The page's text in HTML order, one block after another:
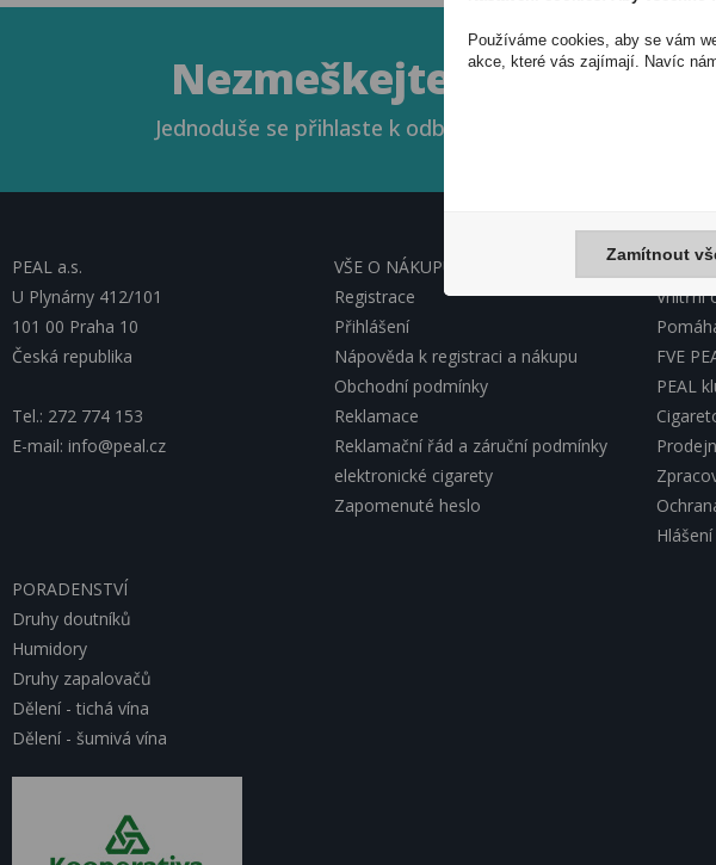
Nezmeškejte naše akce
Jednoduše se přihlaste k odběru novinek a využijte
PEAL a.s.
U Plynárny 412/101
101 00 Praha 10
Česká republika
Tel.: 272 774 153
E-mail: info@peal.cz
VŠE O NÁKUPU, ESHOP
Registrace
Přihlášení
Nápověda k registraci a nákupu
Obchodní podmínky
Reklamace
Reklamační řád a záruční podmínky
elektronické cigarety
Zapomenuté heslo
Vnitřní
FVE
PEAL
PORADENSTVÍ
Druhy doutníků
Humidory
Druhy zapalovačů
Dělení - tichá vína
Dělení - šumivá vína
Používáme cookies, aby se vám
akce, které vás zajímají. Navíc
Zamítnout